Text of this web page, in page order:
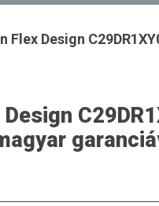
Flex Design
Design